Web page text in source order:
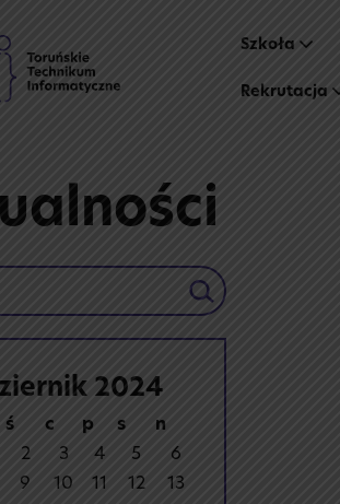
Szkoła
Rekrutacja
2024
ś c p s
n
2 3 4 5
6
9 10 11 12
13